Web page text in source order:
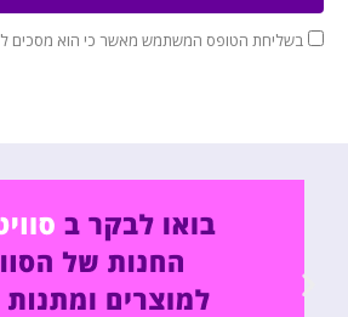
בשליחת הטופס המשתמש מאשר כי הוא מסכים ל